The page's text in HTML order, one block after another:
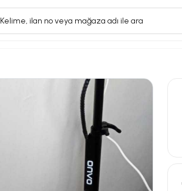
Kelime, ilan no veya mağaza adı ile ara